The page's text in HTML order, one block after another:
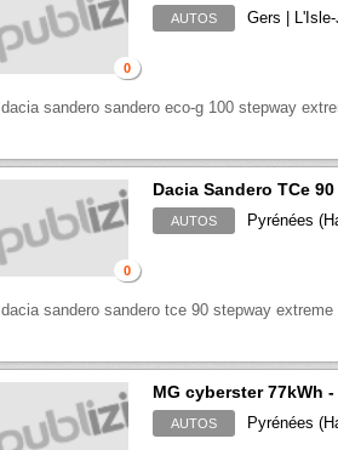
0
AUTOS Gers |
dacia sandero sandero eco-g 100 stepway
0
Dacia Sandero TCe
AUTOS Pyrénées
dacia sandero sandero tce 90 stepway extreme
MG cyberster 77kWh -
AUTOS Pyrénées